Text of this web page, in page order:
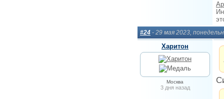
#24 - 29 мая 2023,
Харитон
Москва
3 дня назад